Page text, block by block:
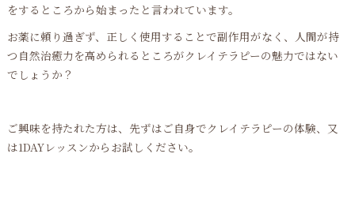
をするところから始まったと言われています。
お薬に頼り過ぎず、正しく使用することで副作用がなく、人間が持
つ自然治癒力を高められるところがクレイテラピーの魅力ではない
でしょうか？
ご興味を持たれた方は、先ずはご自身でクレイテラピーの体験、又
は1DAYレッスンからお試しください。